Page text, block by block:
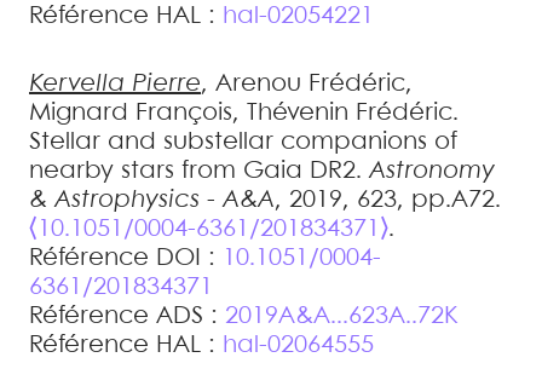
Référence HAL : hal-02054221
Kervella Pierre, Arenou Frédéric,
Mignard
François, Thévenin Frédéric.
Stellar and substellar companions of
nearby stars from Gaia DR2.Astronomy
& Astrophysics - A&A, 2019, 623, pp.A72.
⟨10.1051/0004-6361/201834371⟩.
Référence DOI :
10.1051/0004-
6361/201834371
Référence ADS : 2019A&A...623A..72K
Référence HAL : hal-02064555